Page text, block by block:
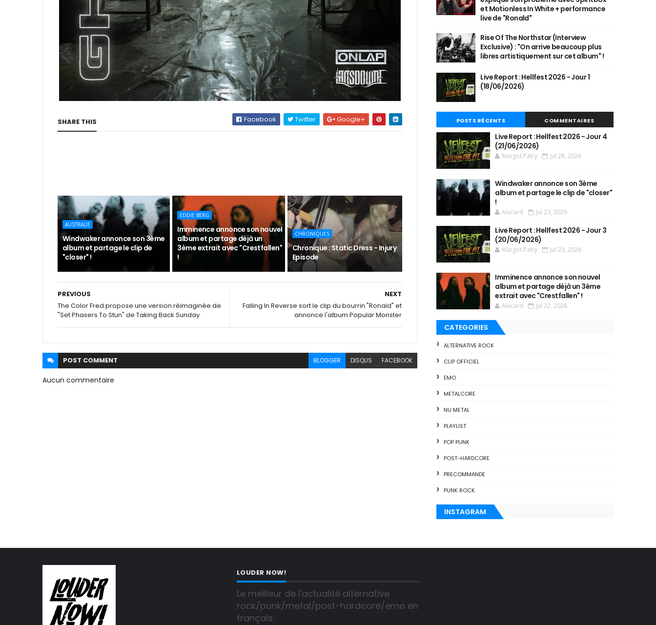
SHARE THIS Facebook Twitter Google+
AUSTRALIE
Windwaker annonce son 3ème
album et partage le clip de
"closer" !
EDDIE BERG
Imminence annonce son nouvel
album et partage déjà un
3ème extrait avec "Crestfallen"
!
CHRONIQUES
Chronique : Static Dress - Injury
Episode
NEXT
Falling In Reverse sort le clip du bourrin "Ronald" et
annonce l'album Popular Monster
PREVIOUS
The Color Fred propose une version réimaginée de
"Set Phasers To Stun" de Taking Back Sunday
POST COMMENT BLOGGER DISQUS FACEBOOK
Aucun commentaire
et Motionless In White + performance
live de "Ronald"
Rise Of The Northstar (Interview
Exclusive) : "On arrive beaucoup plus
libres artistiquement sur cet album" !
Live Report : Hellfest 2026 - Jour 1
(18/06/2026)
POSTS RÉCENTS COMMENTAIRES
Live Report : Hellfest 2026 - Jour 4
(21/06/2026)
Margot Patry Jul 28, 2026
Windwaker annonce son 3ème
album et partage le clip de "closer"
!
Alucard Jul 23, 2026
Live Report : Hellfest 2026 - Jour 3
(20/06/2026)
Margot Patry Jul 23, 2026
Imminence annonce son nouvel
album et partage déjà un 3ème
extrait avec "Crestfallen" !
Alucard Jul 22, 2026
CATEGORIES
ALTERNATIVE ROCK
CLIP OFFICIEL
EMO
METALCORE
NU METAL
PLAYLIST
POP PUNK
POST-HARDCORE
PRECOMMANDE
PUNK ROCK
INSTAGRAM
LOUDER NOW!
Le meilleur de l'actualité alternative
rock/punk/metal/post-hardcore/emo en
français.